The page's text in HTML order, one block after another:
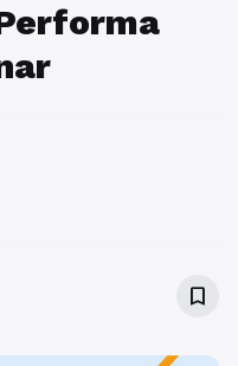
bookmark_border